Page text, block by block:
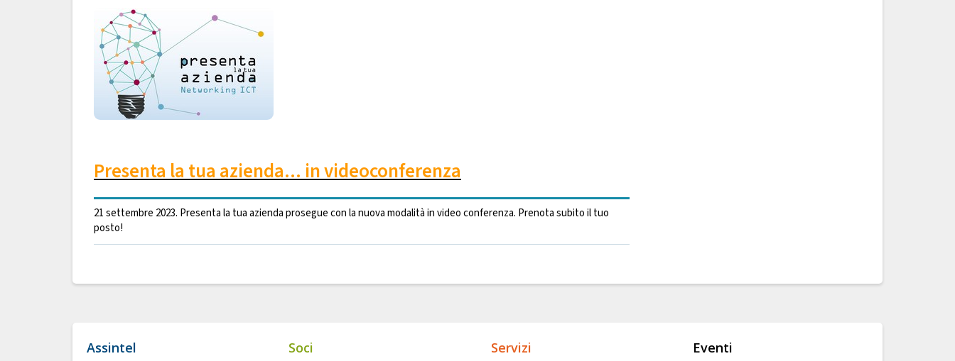
Presenta la tua azienda... in videoconferenza
21 settembre 2023. Presenta la tua azienda prosegue con la nuova modalità in video conferenza. Prenota subito il tuo
posto!
Assintel Soci Servizi Eventi